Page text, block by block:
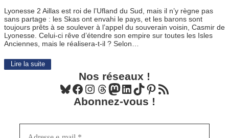
Lyonesse 2 Aillas est roi de l’Ufland du Sud, mais il n’y règne pas
sans partage : les Skas ont envahi le pays, et les barons sont
toujours prêts à se soulever à l’appel du souverain voisin, Casmir de
Lyonesse. Celui-ci rêve d’étendre son empire sur toutes les Isles
Anciennes, mais le réalisera-t-il ? Selon…
Lire la suite
Nos réseaux !
Bluesky Facebook Instagram Threads Mastodon LinkedIn TikTok Pinterest Flux RSS
Abonnez-vous !